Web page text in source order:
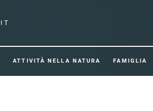
IT
ATTIVITÀ NELLA NATURA FAMIGLIA